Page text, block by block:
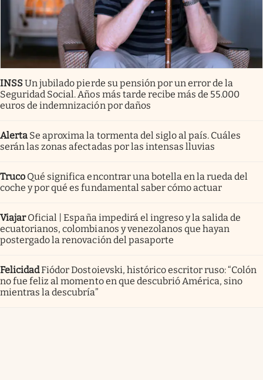
INSSUn jubilado pierde su pensión por un error de la
Seguridad Social. Años más tarde recibe más de 55.000
euros de indemnización por daños
Alerta Se aproxima la tormenta del siglo al país. Cuáles
serán las zonas afectadas por las intensas lluvias
Truco Qué significa encontrar una botella en la rueda del
coche y por qué es fundamental saber cómo actuar
Viajar Oficial | España impedirá el ingreso y la salida de
ecuatorianos, colombianos y venezolanos que hayan
postergado la renovación del pasaporte
FelicidadFiódor Dostoievski, histórico escritor ruso: “Colón
no fue feliz al momento en que descubrió América, sino
mientras la descubría”